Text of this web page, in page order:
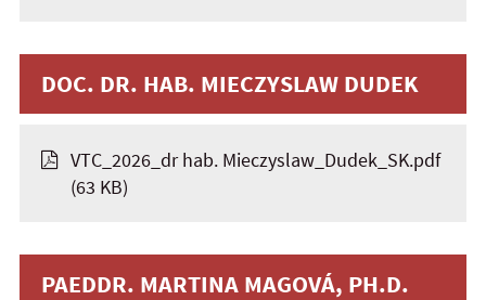
DOC. DR. HAB. MIECZYSLAW DUDEK
VTC_2026_dr hab. Mieczyslaw_Dudek_SK.pdf
(63 KB)
PAEDDR. MARTINA MAGOVÁ, PH.D.